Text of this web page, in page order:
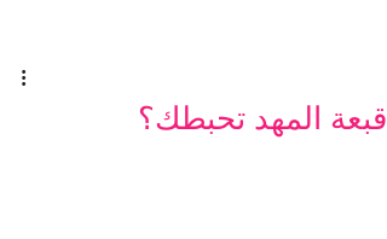
قبعة المهد تحبطك؟